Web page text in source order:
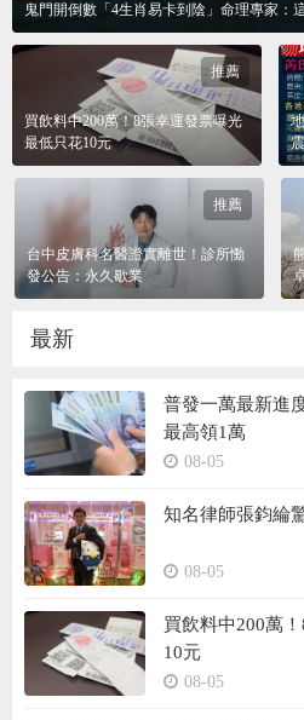
鬼門開倒數「4生肖易卡到陰」命理專家：
推薦
買飲料中200萬！8張幸運發票曝光
最低只花10元
震
推薦
台中皮膚科名醫證實離世！診所慟
發公告：永久歇業
最新
普發一萬最新進
最高領1萬
08-05
知名律師張鈞綸
08-05
買飲料中200萬
10元
08-05